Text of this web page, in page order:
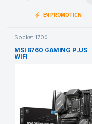
EN PROMOTION
Socket 1700
MSI B760 GAMING PLUS
WIFI